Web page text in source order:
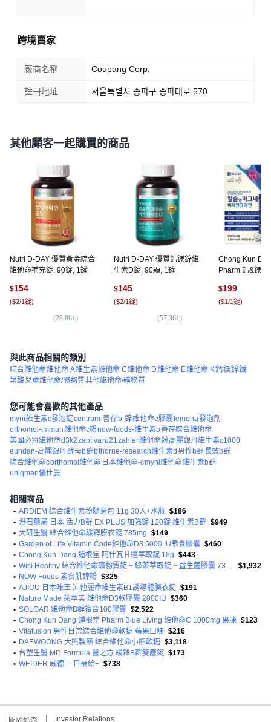
跨境賣家
廠商名稱 Coupang Corp.
註冊地址 서울특별시 송파구 송파대로 570
其他顧客一起購買的商品
Nutri D-DAY 優質黃金綜合
維他命補充錠, 90錠, 1罐
$154
($2/1錠)
(28,861)
Nutri D-DAY 優質鈣鎂鋅維
生素D錠, 90顆, 1罐
$145
($2/1錠)
(57,361)
Chong Kun
Pharm 鈣&鎂&
$199
($1/1錠)
與此商品相關的類別
綜合維他命維他命 A維生素維他命 C維他命 D維他命 E維他命 K鈣鎂鋅鐵
葉酸兒童維他命/礦物質其他維他命/礦物質
您可能會喜歡的其他產品
myni維生素c發泡錠centrum-善存b-鋅維他命e膠囊 lemona發泡劑
orthomol-immun維他命c粉now-foods-維生素b善存綜合維他命
美國必買維他命d3k2zantivaru21zahler維他命粉高麗銀丹維生素c1000
eundan-高麗銀丹酵母b群bthorne-research維生素d 男性b群長效b群
綜合維他命corthomol維他命 日本維他命-cmyni維他命維生素b群
uniqman優仕曼
相關商品
• ARDIEM 綜合維生素粉隨身包 11g 30入+水瓶 $186
• 澄石藥局 日本 活力B群 EX PLUS 加強錠 120錠 維生素B群 $949
• 大研生醫 綜合維他命緩釋膜衣錠 785mg $149
• Garden of Life Vitamin Code維他命D3 5000 IU素食膠囊 $460
• Chong Kun Dang 鍾根堂 阿什瓦甘達萃取錠 18g $443
•
Wisi Healthy 綜合維他命礦物質錠 + 綠茶萃取錠 + 益生菌膠囊 73.5g
$1,932
• NOW Foods 素食肌醇粉 $325
• AJIOU 日本味王 沛他麗命維生素B1誘導體膜衣錠 $191
• Nature Made 萊萃美 維他命D3軟膠囊 2000IU $360
• SOLGAR 維他命B群複合100膠囊 $2,522
• Chong Kun Dang 鍾根堂 Pharm Blue Living 維他命C 1000mg 果凍 $123
• Vitafusion 男性日常綜合維他命軟糖 莓果口味 $216
• DAEWOONG 大熊製藥 綜合維他命小熊軟糖 $3,118
• 台塑生醫 MD Formula 醫之方 緩釋B群雙層錠 $173
• WEIDER 威德 一日補給+ $738
Investor Relations